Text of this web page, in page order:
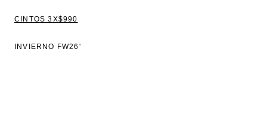
CINTOS 3X$990
INVIERNO FW26'